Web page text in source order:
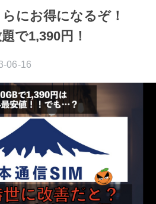
にお得になるぞ！
で1,390円！
06-16